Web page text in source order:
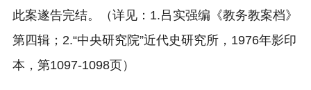
此案遂告完结。（详见：1.吕实强编《教务教案档》
第四辑；2.“中央研究院”近代史研究所，1976年影印
本，第1097-1098页）